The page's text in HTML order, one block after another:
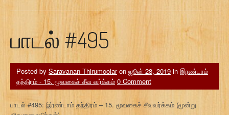
பாடல் #495
Posted by Saravanan Thirumoolaron ஜூன் 28, 2019 in இரண்டாம்
தந்திரம் - 15. மூவகைச் சீவ வர்க்கம் 0 Comment
பாடல் #495: இரண்டாம் தந்திரம் – 15. மூவகைச் சீவவர்க்கம் (மூன்று